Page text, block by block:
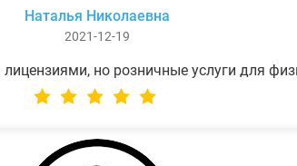
Наталья Николаевна
2021-12-19
но розничные услуги для